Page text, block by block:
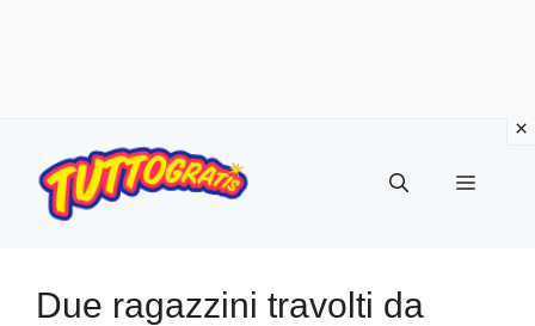
contenuto
Menu
Due ragazzini travolti da